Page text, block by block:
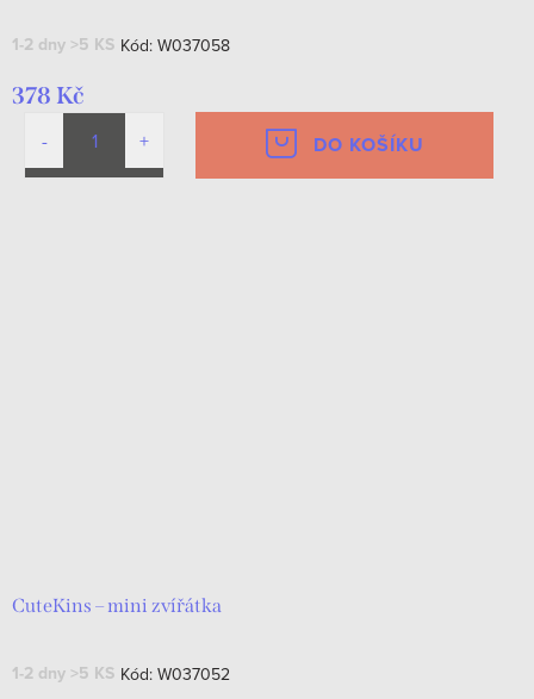
1-2 dny >5 KS Kód: W037058
378 Kč
DO KOŠÍKU
CuteKins – mini zvířátka
1-2 dny >5 KS Kód: W037052